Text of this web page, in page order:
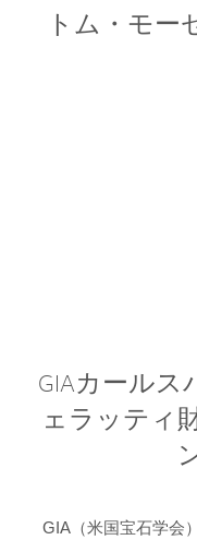
トム・モー
GIAカール
ェラッティ
GIA（米国宝石学会